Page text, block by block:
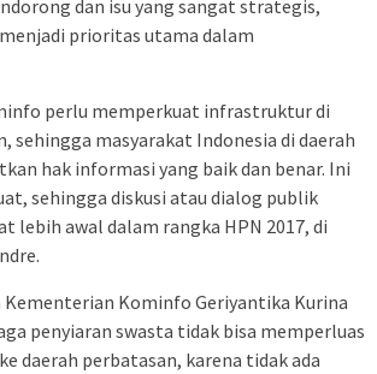
dan isu yang sangat strategis,
prioritas utama dalam
perlu memperkuat infrastruktur di
sehingga masyarakat Indonesia di daerah
hak informasi yang baik dan benar. Ini
sehingga diskusi atau dialog publik
lebih awal dalam rangka HPN 2017, di
Kominfo Geriyantika Kurina
penyiaran swasta tidak bisa memperluas
daerah perbatasan, karena tidak ada